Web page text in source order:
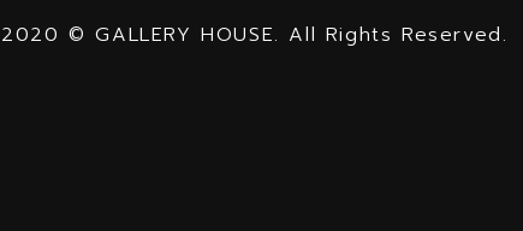
2020 ©GALLERY HOUSE. All Rights Reserved.